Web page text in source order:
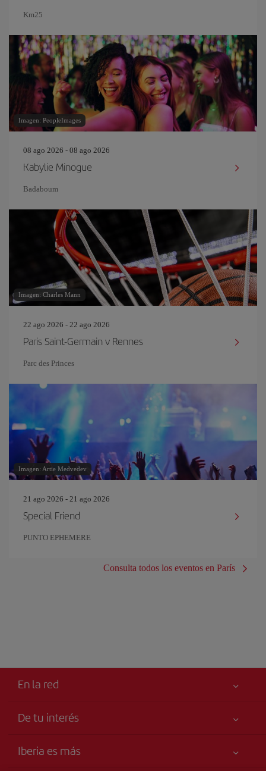
Km25
Imagen: PeopleImages
08 ago 2026 - 08 ago 2026
Kabylie Minogue
Badaboum
Imagen: Charles Mann
22 ago 2026 - 22 ago 2026
Paris Saint-Germain v Rennes
Parc des Princes
Imagen: Artie Medvedev
21 ago 2026 - 21 ago 2026
Special Friend
PUNTO EPHEMERE
Consulta todos los eventos en París
En la red
De tu interés
Accesibilidad
Iberia es más